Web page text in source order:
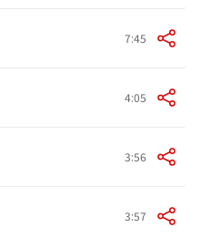
7:45
4:05
3:56
3:57